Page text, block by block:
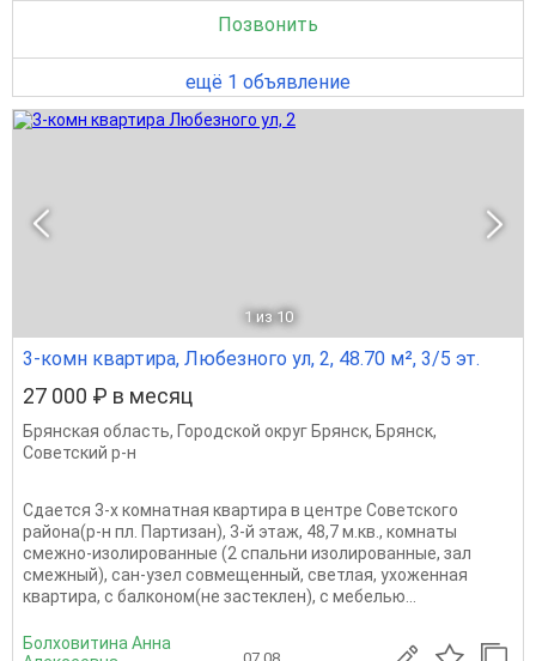
Позвонить
ещё 1 объявление
1 из 10
3-комн квартира, Любезного ул, 2, 48.70 м², 3/5 эт.
27 000 ₽ в месяц
Брянская область, Городской округ Брянск, Брянск,
Советский р-н
Сдается 3-х комнатная квартира в центре Советского
района(р-н пл. Партизан), 3-й этаж, 48,7 м.кв., комнаты
смежно-изолированные (2 спальни изолированные, зал
смежный), сан-узел совмещенный, светлая, ухоженная
квартира, с балконом(не застеклен), с мебелью...
Болховитина Анна
07.08